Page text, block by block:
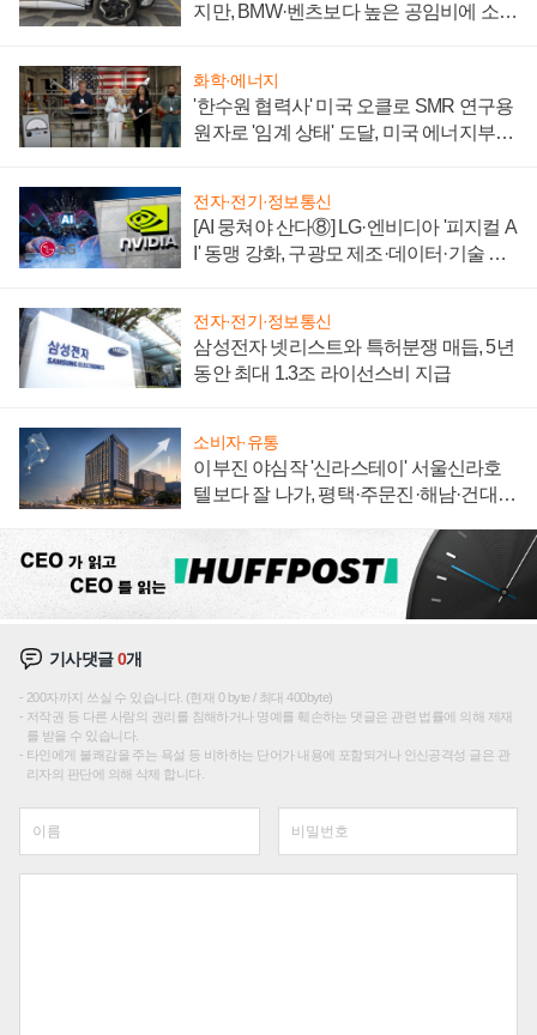
지만, BMW·벤츠보다 높은 공임비에 소비
화학·에너지
'한수원 협력사' 미국 오클로 SMR 연구용
원자로 '임계 상태' 도달, 미국 에너지부
전자·전기·정보통신
[AI 뭉쳐야 산다⑧] LG·엔비디아 '피지컬 A
I' 동맹 강화, 구광모 제조·데이터·기술 결
전자·전기·정보통신
삼성전자 넷리스트와 특허분쟁 매듭, 5년
동안 최대 1.3조 라이선스비 지급
소비자·유통
이부진 야심작 '신라스테이' 서울신라호
텔보다 잘 나가, 평택·주문진·해남·건대로
기사댓글0개
200자까지 쓰실 수 있습니다. (현재 0 byte / 최대 400byte)
저작권 등 다른 사람의 권리를 침해하거나 명예를 훼손하는 댓글은 관련 법률에 의해 제재
를 받을 수 있습니다.
타인에게 불쾌감을 주는 욕설 등 비하하는 단어가 내용에 포함되거나 인신공격성 글은 관
리자의 판단에 의해 삭제 합니다.